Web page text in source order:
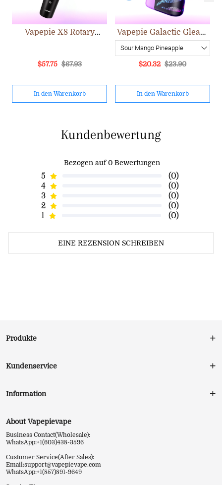
Vapepie X8 Rotary
$57.75 $67.93
In den Warenkorb
Vapepie Galactic Gleam
35.000 Züge
$20.32 $23.90
In den Warenkorb
Kundenbewertung
Bezogen auf 0 Bewertungen
5
(0)
4
(0)
3
(0)
2
(0)
1
(0)
EINE REZENSION SCHREIBEN
Produkte
Kundenservice
Information
About Vapepievape
Business Contact(Wholesale):
WhatsApp:+1(603)438-3596
Customer Service(After Sales):
Email:support@vapepievape.com
WhatsApp:+1(857)891-9649